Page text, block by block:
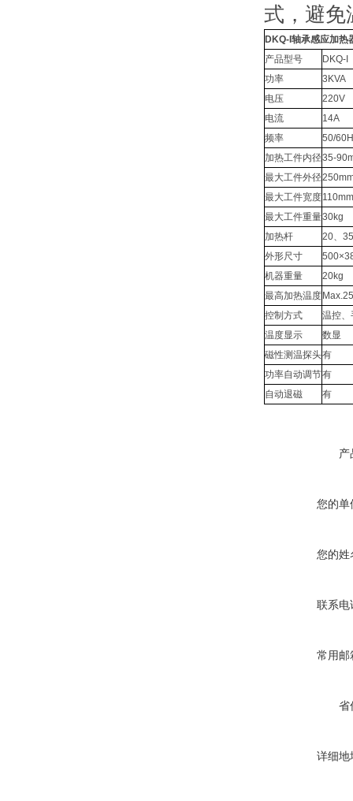
式，避免
DKQ-I轴承感应加热
产品型号
DKQ-I
功率
3KVA
电压
220V
电流
14A
频率
50/
加热工件内径35-
最大工件外径
最大工件宽度110mm
最大工件重量30kg
加热杆
20、
外形尺寸
机器重量
20kg
最高加热温度
控制方式
温控、
温度显示
数显
磁性测温探头有
功率自动调节有
自动退磁
有
产
您的单
您的姓
联系电
常用邮
省
详细地